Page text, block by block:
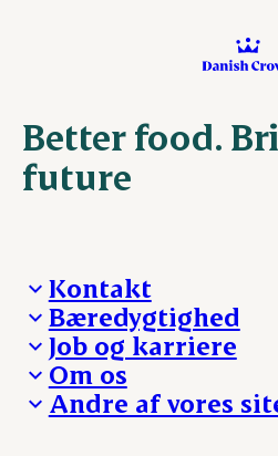
Better food.
future
Kontakt
Besøg Danish Crown
Presse og nyheder
Reklamationer
Whistleblower
Øvrige henvendelser
Bæredygtighed
Fra jord til bord
Hverdagen
Ansvarlighed og nøgletal
Job og karriere
Arbejd med os
Ledige stillinger
Om os
Hvem er vi
Andre af vores